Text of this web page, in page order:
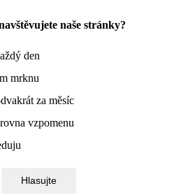
naše stránky?
den
mrknu
za měsíc
vzpomenu